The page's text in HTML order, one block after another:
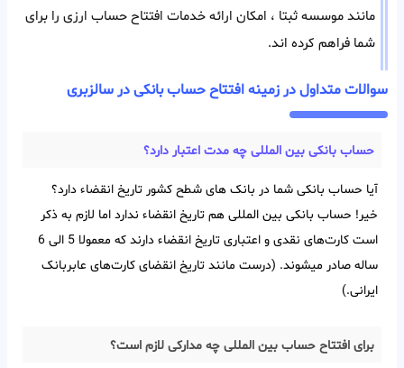
مانند موسسه ثبتا ، امکان ارائه خدمات افتتاح حساب ارزی را برای
شما فراهم کرده اند.
سوالات متداول در زمینه افتتاح حساب بانکی در سالزبری
حساب بانکی بین‌ المللی چه مدت اعتبار دارد؟
آیا حساب بانکی شما در بانک های شطح کشور تاریخ انقضاء دارد؟
خیر! حساب بانکی بین‌ المللی هم تاریخ انقضاء ندارد اما لازم به ذکر
است کارت‌های نقدی و اعتباری تاریخ انقضاء دارند که معمولا 5 الی 6
ساله صادر میشوند. (درست مانند تاریخ انقضای کارت‌های عابربانک
ایرانی.)
برای افتتاح حساب بین المللی چه مدارکی لازم است؟